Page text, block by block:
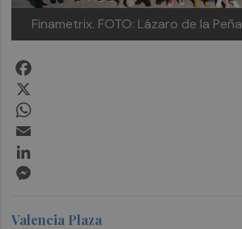
Finametrix. FOTO: Lázaro de la Peña
Valencia Plaza